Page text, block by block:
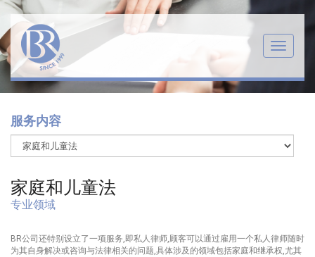
Menu
服务内容
家庭和儿童法
专业领域
BR公司还特别设立了一项服务,即私人律师,顾客可以通过雇用一个私人律师随时
为其自身解决或咨询与法律相关的问题,具体涉及的领域包括家庭和继承权,尤其